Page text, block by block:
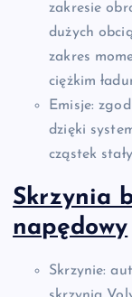
zakresie
dużych
zakres
ciężkim
Emisje:
dzięki
cząstek
Skrzynia
napędowy
Skrzynie: